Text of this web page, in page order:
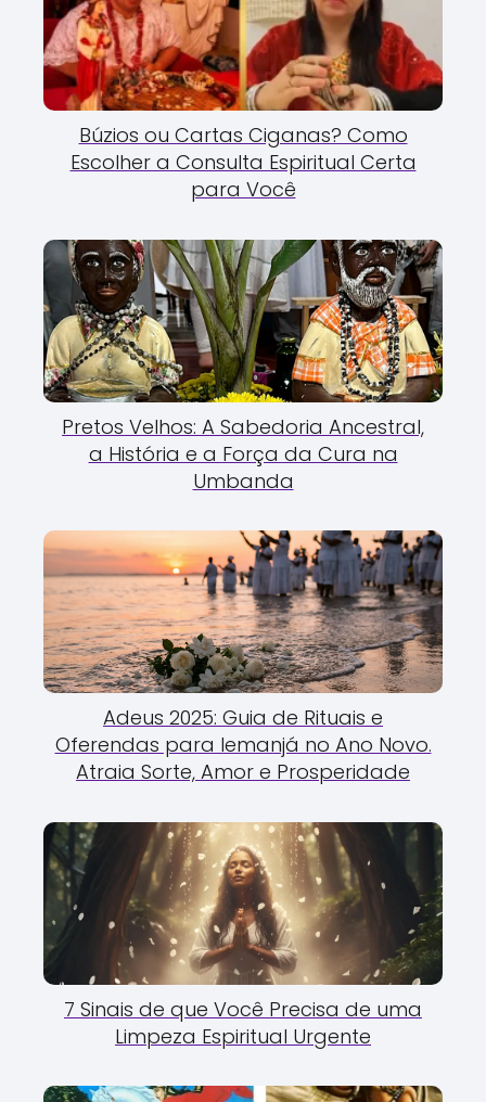
Búzios ou Cartas Ciganas? Como
Escolher a Consulta Espiritual Certa
para Você
Pretos Velhos: A Sabedoria Ancestral,
a História e a Força da Cura na
Umbanda
Adeus 2025: Guia de Rituais e
Oferendas para Iemanjá no Ano Novo.
Atraia Sorte, Amor e Prosperidade
7 Sinais de que Você Precisa de uma
Limpeza Espiritual Urgente